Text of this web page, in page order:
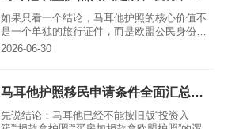
如果只看一个结论，马耳他护照的核心价值不
是一个单独的旅行证件，而是欧盟公民身份带
来的居住、工作、学习和家庭流动权利。对高
有一定规划空间，子女教育路径更灵活。
2026-06-30
马耳他护照移民申请条件全面汇总完整版（2026最新版）｜亚太环球专业解读
先说结论：马耳他已经不能按旧版“投资入